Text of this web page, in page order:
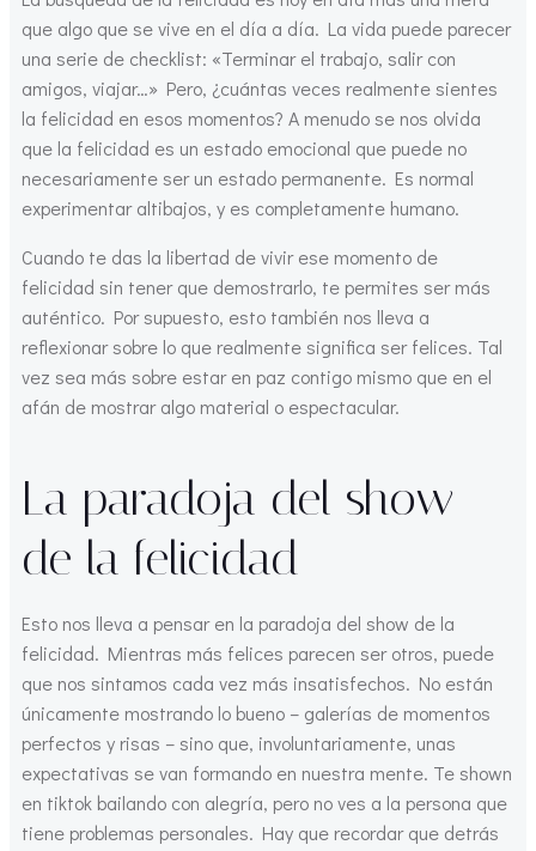
que algo que se vive en el día a día. La vida puede parecer
una serie de checklist: «Terminar el trabajo, salir con
amigos, viajar…» Pero, ¿cuántas veces realmente sientes
la felicidad en esos momentos? A menudo se nos olvida
que la felicidad es un estado emocional que puede no
necesariamente ser un estado permanente. Es normal
experimentar altibajos, y es completamente humano.
Cuando te das la libertad de vivir ese momento de
felicidad sin tener que demostrarlo, te permites ser más
auténtico. Por supuesto, esto también nos lleva a
reflexionar sobre lo que realmente significa ser felices. Tal
vez sea más sobre estar en paz contigo mismo que en el
afán de mostrar algo material o espectacular.
La paradoja del show
de la felicidad
Esto nos lleva a pensar en la paradoja del show de la
felicidad. Mientras más felices parecen ser otros, puede
que nos sintamos cada vez más insatisfechos. No están
únicamente mostrando lo bueno – galerías de momentos
perfectos y risas – sino que, involuntariamente, unas
expectativas se van formando en nuestra mente. Te shown
en tiktok bailando con alegría, pero no ves a la persona que
tiene problemas personales. Hay que recordar que detrás